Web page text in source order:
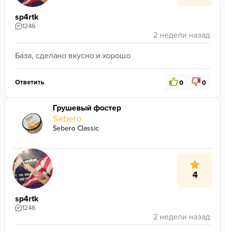
sp4rtk
1246
База, сделано вкусно и хорошо
Ответить 0 0
Грушевый фостер
Sebero
Sebero Classic
4
sp4rtk
1246